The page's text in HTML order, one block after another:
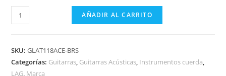
GUITARRA
ACÚSTICA
AUDITORIUM
CUTAWAY
AÑADIR AL CARRITO
SKU:GLAT118ACE-BRS
Categorías: Guitarras, Guitarras Acústicas, Instrumentos cuerda,
LAG, Marca